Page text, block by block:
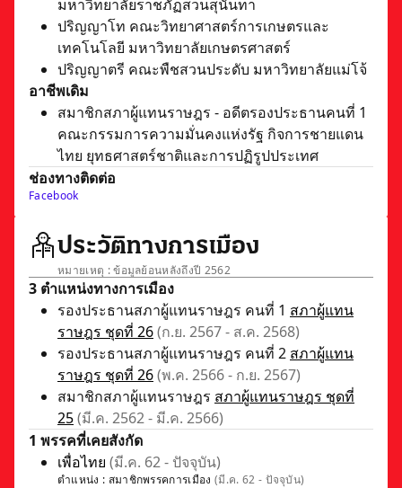
มหาวิทยาลัยราชภัฏสวนสุนันทา
ปริญญาโท คณะวิทยาศาสตร์การเกษตรและ
เทคโนโลยี มหาวิทยาลัยเกษตรศาสตร์
ปริญญาตรี คณะพืชสวนประดับ มหาวิทยาลัยแม่โจ้
อาชีพเดิม
สมาชิกสภาผู้แทนราษฎร - อดีตรองประธานคนที่ 1
คณะกรรมการความมั่นคงแห่งรัฐ กิจการชายแดน
ไทย ยุทธศาสตร์ชาติและการปฏิรูปประเทศ
ช่องทางติดต่อ
Facebook
ประวัติทางการเมือง
หมายเหตุ : ข้อมูลย้อนหลังถึงปี 2562
3 ตำแหน่งทางการเมือง
รองประธานสภาผู้แทนราษฎร คนที่ 1 สภาผู้แทน
ราษฎร ชุดที่ 26(ก.ย. 2567 - ส.ค. 2568)
รองประธานสภาผู้แทนราษฎร คนที่ 2 สภาผู้แทน
ราษฎร ชุดที่ 26(พ.ค. 2566 - ก.ย. 2567)
สมาชิกสภาผู้แทนราษฎร สภาผู้แทนราษฎร ชุดที่
25(มี.ค. 2562 - มี.ค. 2566)
1 พรรคที่เคยสังกัด
เพื่อไทย (มี.ค. 62 - ปัจจุบัน)
ตำแหน่ง : สมาชิกพรรคการเมือง(มี.ค. 62 - ปัจจุบัน)